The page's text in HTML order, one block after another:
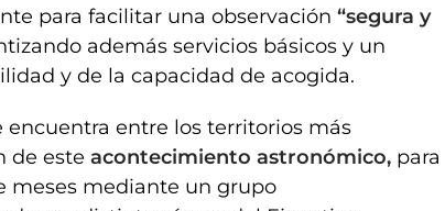
para facilitar una observación “segura y
además servicios básicos y un
y de la capacidad de acogida.
entre los territorios más
de este acontecimiento astronómico, para
meses mediante un grupo